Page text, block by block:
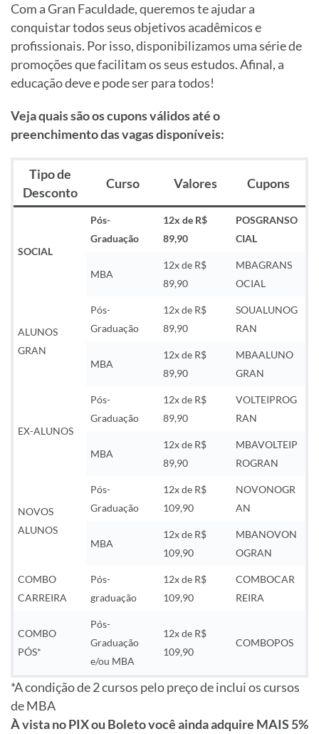
Com a Gran Faculdade, queremos te ajudar a
conquistar todos seus objetivos acadêmicos e
profissionais. Por isso, disponibilizamos uma série de
promoções que facilitam os seus estudos. Afinal, a
educação deve e pode ser para todos!
Veja quais são os cupons válidos até o
preenchimento das vagas disponíveis:
Tipo de
Desconto
Curso Valores Cupons
SOCIAL
Pós-
Graduação
12x de R$
89,90
POSGRANSO
CIAL
MBA
12x de R$
89,90
MBAGRANS
OCIAL
ALUNOS
GRAN
Pós-
Graduação
12x de R$
89,90
SOUALUNOG
RAN
MBA
12x de R$
89,90
MBAALUNO
GRAN
EX-ALUNOS
Pós-
Graduação
12x de R$
89,90
VOLTEIPROG
RAN
MBA
12x de R$
89,90
MBAVOLTEIP
ROGRAN
NOVOS
ALUNOS
Pós-
Graduação
12x de R$
109,90
NOVONOGR
AN
MBA
12x de R$
109,90
MBANOVON
OGRAN
COMBO
CARREIRA
Pós-
graduação
12x de R$
109,90
COMBOCAR
REIRA
COMBO
PÓS*
Pós-
Graduação
e/ou MBA
12x de R$
109,90
COMBOPOS
*A condição de 2 cursos pelo preço de inclui os cursos
de MBA
À vista no PIX ou Boleto você ainda adquire MAIS 5%